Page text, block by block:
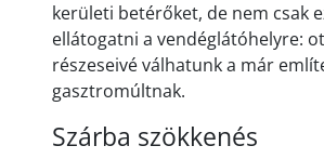
kerületi betérőket, de nem csak
ellátogatni a vendéglátóhelyre:
részeseivé válhatunk a már
gasztromúltnak.
Szárba szökkenés